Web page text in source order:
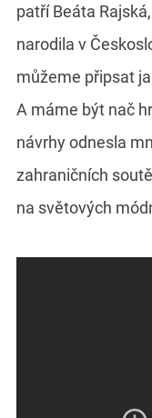
patří Beáta
narodila v
můžeme připsat
A máme být nač
návrhy odnesla
zahraničních
na světových